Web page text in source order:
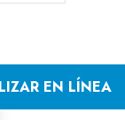
EN LÍNEA